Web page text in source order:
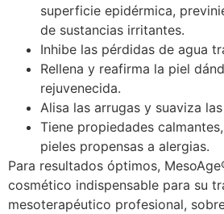
superficie epidérmica,
de sustancias irritantes.
Inhibe las pérdidas de agua
Rellena y reafirma la piel
rejuvenecida.
Alisa las arrugas y suaviza
Tiene propiedades
pieles propensas a alergias.
Para resultados óptimos,
cosmético indispensable para su
mesoterapéutico profesional,